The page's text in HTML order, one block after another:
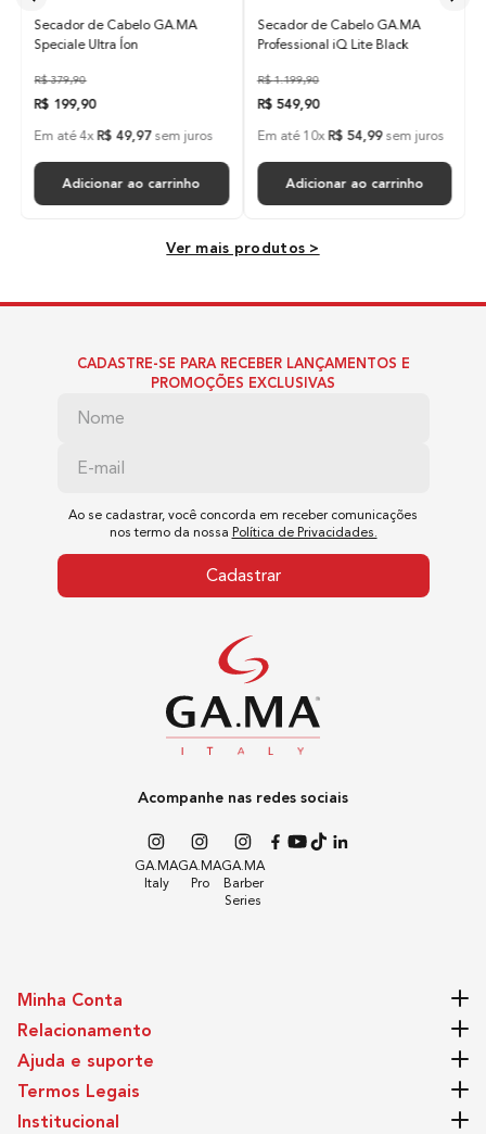
Secador de Cabelo GA.MA
Speciale Ultra Íon
R$ 379,90
R$ 199,90
Em até4x R$ 49,97sem juros
Adicionar ao carrinho
Secador de Cabelo GA.MA
Professional iQ Lite Black
R$ 1.199,90
R$ 549,90
Em até 10x R$ 54,99sem juros
Adicionar ao carrinho
Ver mais produtos >
CADASTRE-SE PARA RECEBER LANÇAMENTOS E
PROMOÇÕES EXCLUSIVAS
Ao se cadastrar, você concorda em receber comunicações
nos termo da nossa Política de Privacidades.
Cadastrar
Acompanhe nas redes sociais
GA.MA
Italy
GA.MA
Pro
GA.MA
Barber
Series
Minha Conta
Relacionamento
Ajuda e suporte
Termos Legais
Institucional